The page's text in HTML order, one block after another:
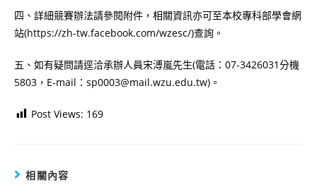
四、詳細競賽辦法請參閱附件，相關資訊亦可至本校專科部學會網
站(https://zh-tw.facebook.com/wzesc/)查詢。
五、如有疑問請逕洽承辦人員宋溥嵐先生(電話：07-3426031分機
5803，E-mail：sp0003@mail.wzu.edu.tw)。
Post Views: 169
相關內容